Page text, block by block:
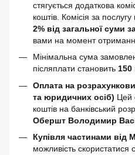
стягується додаткова
коштів. Комісія за
2% від загальної суми
вами на момент
Мінімальна сума
післяплати становить 150
Оплата на
та юридичних осіб) Цей
коштів на банківський
Обершт Володимир
Купівля частинами від
можливість скористатися